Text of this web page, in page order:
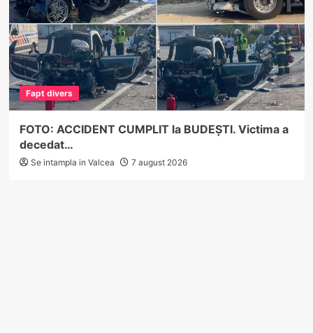
Fapt divers
FOTO: ACCIDENT CUMPLIT la BUDEȘTI. Victima a
decedat…
Se intampla in Valcea 7 august 2026